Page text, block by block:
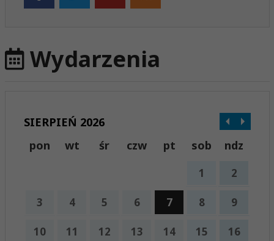
Wydarzenia
SIERPIEŃ 2026
pon
wt śr czw pt sob ndz
1 2
3 4 5 6 7 8 9
10 11 12 13 14 15 16